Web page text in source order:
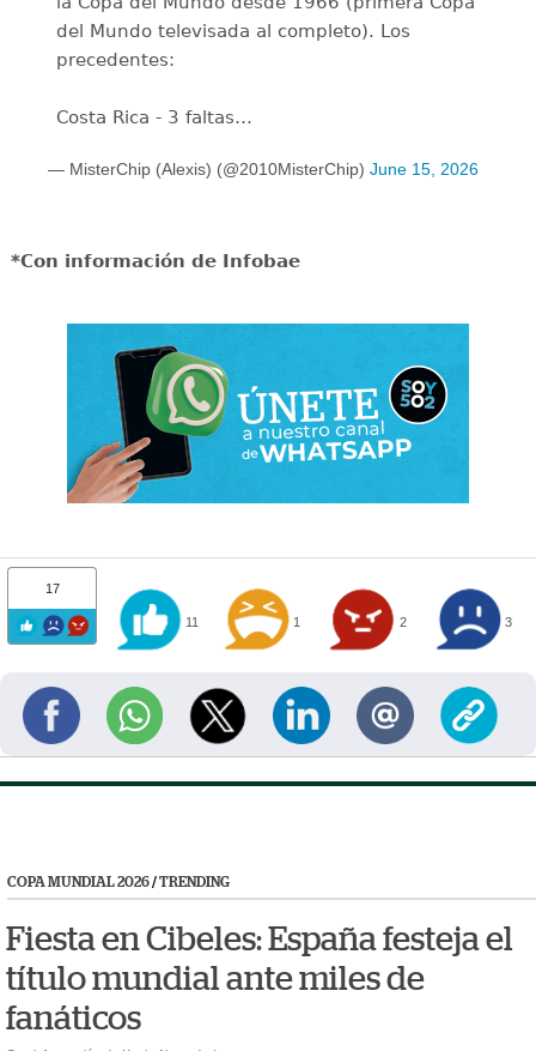
del Mundo televisada al completo). Los
precedentes:
Costa Rica - 3 faltas…
— MisterChip (Alexis) (@2010MisterChip) June 15, 2026
*Con información de Infobae
17
11 1 2 3
COPA MUNDIAL 2026/TRENDING
Fiesta en Cibeles: España festeja el
título mundial ante miles de
fanáticos